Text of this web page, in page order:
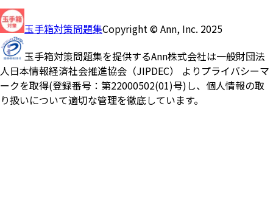
玉手箱対策問題集Copyright © Ann, Inc. 2025
玉手箱対策問題集を提供するAnn株式会社は一般財団法
人日本情報経済社会推進協会（JIPDEC） よりプライバシーマ
ークを取得(登録番号：第22000502(01)号)し、個人情報の取
り扱いについて適切な管理を徹底しています。